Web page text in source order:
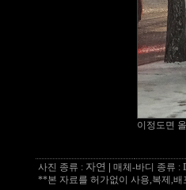
이정도면
사진 종류 : 자연 | 매체-바디 종류 :
**본 자료를 허가없이 사용,복제,